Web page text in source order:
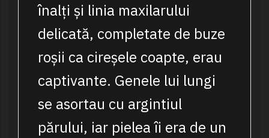
înalți și linia maxilarului
delicată, completate de buze
roșii ca cireșele coapte, erau
captivante. Genele lui lungi
se asortau cu argintiul
părului, iar pielea îi era de un